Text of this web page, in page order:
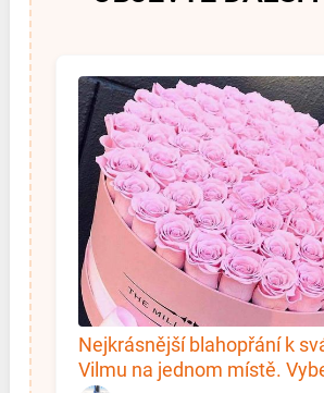
Nejkrásnější blahopřání k
Vilmu na jednom místě.